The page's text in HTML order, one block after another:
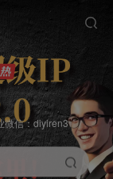
微信：diyiren3